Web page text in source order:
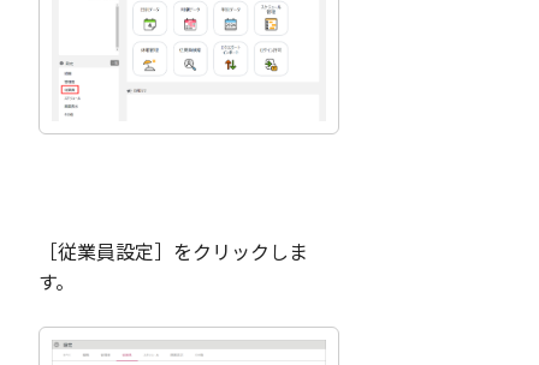
［従業員設定］をクリックしま
す。